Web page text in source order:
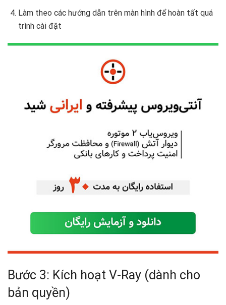
Làm theo các hướng dẫn trên màn hình để hoàn tất quá
trình cài đặt
Bước 3: Kích hoạt V-Ray (dành cho
bản quyền)